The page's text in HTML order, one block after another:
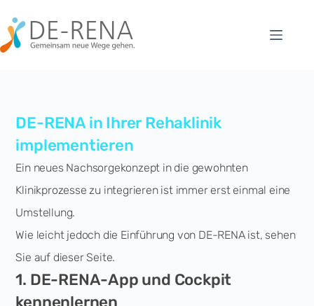
DE-RENA in Ihrer Rehaklinik
implementieren
Ein neues Nachsorgekonzept in die gewohnten
Klinikprozesse zu integrieren ist immer erst einmal eine
Umstellung.
Wie leicht jedoch die Einführung von DE-RENA ist, sehen
Sie auf dieser Seite.
1. DE-RENA-App und Cockpit
kennenlernen